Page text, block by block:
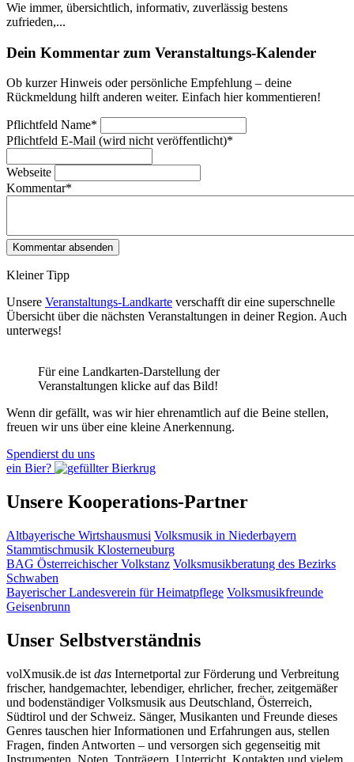
Wie immer, übersichtlich, informativ, zuverlässig bestens
zufrieden,...
Dein Kommentar zum Veranstaltungs-Kalender
Ob kurzer Hinweis oder persönliche Empfehlung – deine
Rückmeldung hilft anderen weiter. Einfach hier kommentieren!
Pflichtfeld Name*
Pflichtfeld E-Mail (wird nicht veröffentlicht)*
Webseite
Kommentar*
Kleiner Tipp
Unsere Veranstaltungs-Landkarte verschafft dir eine superschnelle
Übersicht über die nächsten Veranstaltungen in deiner Region. Auch
unterwegs!
Für eine Landkarten-Darstellung der
Veranstaltungen klicke auf das Bild!
Wenn dir gefällt, was wir hier ehrenamtlich auf die Beine stellen,
freuen wir uns über eine kleine Anerkennung.
Spendierst du uns
ein Bier?
Unsere Kooperations-Partner
Altbayerische Wirtshausmusi Volksmusik in Niederbayern
Stammtischmusik Klosterneuburg
BAG Österreichischer Volkstanz Volksmusikberatung des Bezirks
Schwaben
Bayerischer Landesverein für Heimatpflege Volksmusikfreunde
Geisenbrunn
Unser Selbstverständnis
volXmusik.de ist das Internetportal zur Förderung und Verbreitung
frischer, handgemachter, lebendiger, ehrlicher, frecher, zeitgemäßer
und bodenständiger Volksmusik aus Deutschland, Österreich,
Südtirol und der Schweiz. Sänger, Musikanten und Freunde dieses
Genres tauschen hier Informationen und Erfahrungen aus, stellen
Fragen, finden Antworten – und versorgen sich gegenseitig mit
Instrumenten, Noten, Tonträgern, Unterricht, Kontakten und vielem